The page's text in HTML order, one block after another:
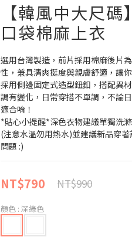
【韓風中大尺
口袋棉麻上衣
選用台灣製造，前片採用棉麻後片
性，兼具清爽挺度與親膚舒適，讓
採用側邊固定式造型鈕釦，搭配異
調有變化，日常穿搭不單調，不論
適合唷！
*貼心小提醒*深色衣物建議單獨洗
(注意水溫勿用熱水)並建議新品穿
問題 :)
NT$790 NT$990
顏色 : 深綠色